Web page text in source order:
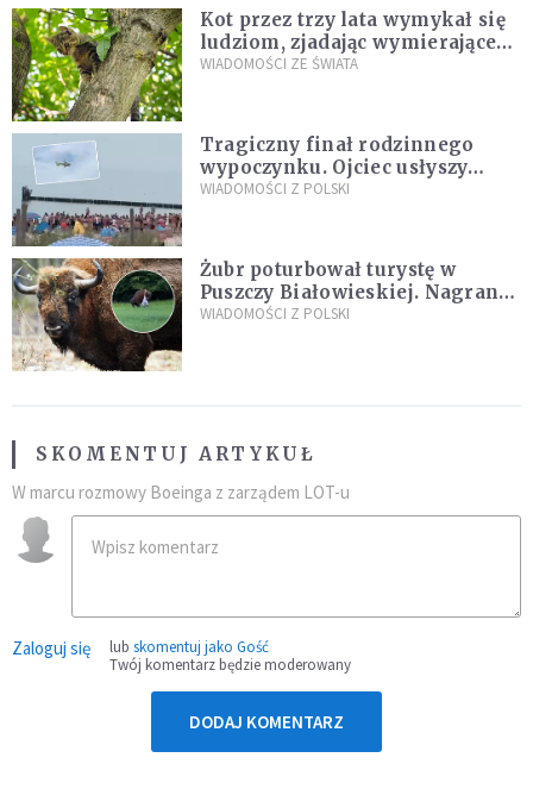
Kot przez trzy lata wymykał się
ludziom, zjadając wymierające
kaczki. W końcu popełnił
WIADOMOŚCI ZE ŚWIATA
Tragiczny finał rodzinnego
wypoczynku. Ojciec usłyszy
zarzuty
WIADOMOŚCI Z POLSKI
Żubr poturbował turystę w
Puszczy Białowieskiej. Nagranie
daje do myślenia
WIADOMOŚCI Z POLSKI
SKOMENTUJ ARTYKUŁ
W marcu rozmowy Boeinga z zarządem LOT-u
Zaloguj się lub skomentuj jako Gość
Twój komentarz będzie moderowany
DODAJ KOMENTARZ